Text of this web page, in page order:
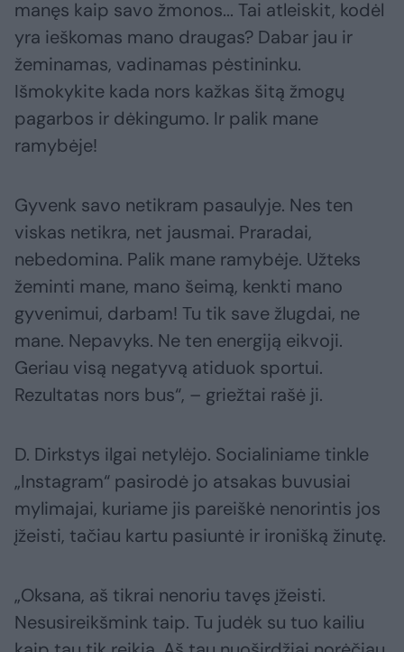
manęs kaip savo žmonos... Tai atleiskit, kodėl
yra ieškomas mano draugas? Dabar jau ir
žeminamas, vadinamas pėstininku.
Išmokykite kada nors kažkas šitą žmogų
pagarbos ir dėkingumo. Ir palik mane
ramybėje!
Gyvenk savo netikram pasaulyje. Nes ten
viskas netikra, net jausmai. Praradai,
nebedomina. Palik mane ramybėje. Užteks
žeminti mane, mano šeimą, kenkti mano
gyvenimui, darbam! Tu tik save žlugdai, ne
mane. Nepavyks. Ne ten energiją eikvoji.
Geriau visą negatyvą atiduok sportui.
Rezultatas nors bus“, – griežtai rašė ji.
D. Dirkstys ilgai netylėjo. Socialiniame tinkle
„Instagram“ pasirodė jo atsakas buvusiai
mylimajai, kuriame jis pareiškė nenorintis jos
įžeisti, tačiau kartu pasiuntė ir ironišką žinutę.
„Oksana, aš tikrai nenoriu tavęs įžeisti.
Nesusireikšmink taip. Tu judėk su tuo kailiu